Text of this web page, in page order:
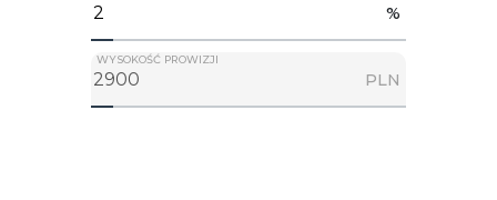
%
WYSOKOŚĆ PROWIZJI
PLN